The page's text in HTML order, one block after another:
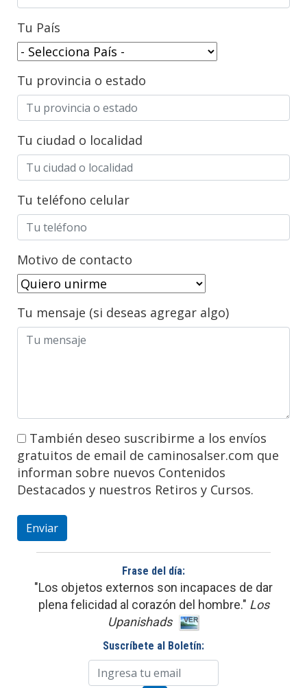
Tu País
Tu provincia o estado
Tu ciudad o localidad
Tu teléfono celular
Motivo de contacto
Tu mensaje (si deseas agregar algo)
También deseo suscribirme a los envíos
gratuitos de email de caminosalser.com que
informan sobre nuevos Contenidos
Destacados y nuestros Retiros y Cursos.
Frase del día:
"Los objetos externos son incapaces de dar
plena felicidad al corazón del hombre." Los
Upanishads
Suscríbete al Boletín: